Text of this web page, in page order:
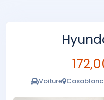
Voiture